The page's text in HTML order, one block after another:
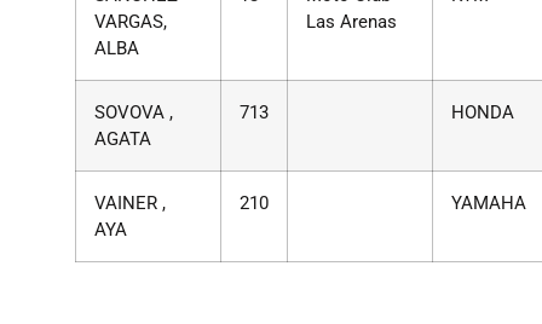
VARGAS,
ALBA
Las Arenas
SOVOVA ,
AGATA
713 HONDA
VAINER ,
AYA
210 YAMAHA